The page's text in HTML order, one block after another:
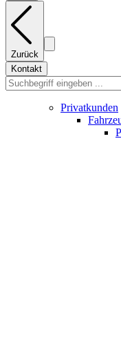
Zurück
Kontakt
Privatkunden